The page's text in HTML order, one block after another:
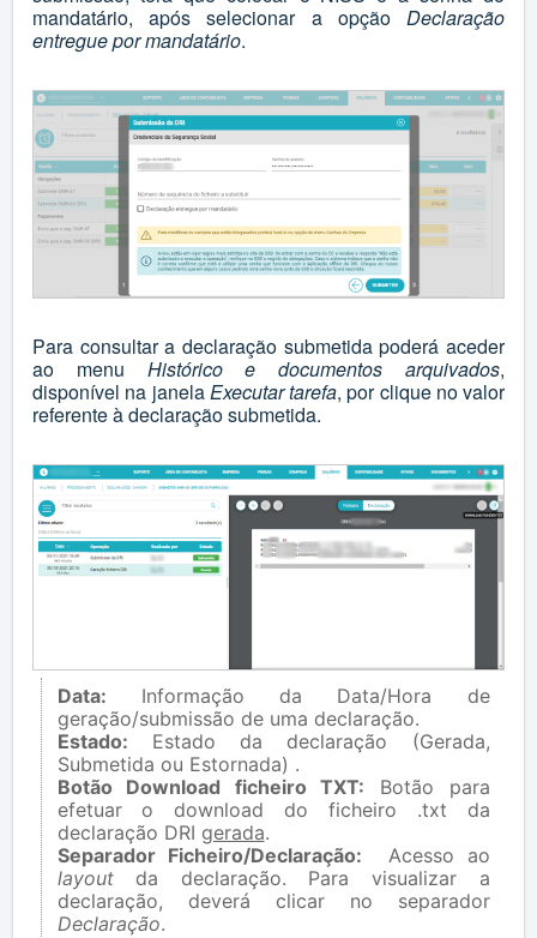
mandatário, após selecionar a opção Declaração
entregue por mandatário.
Para consultar a declaração submetida poderá aceder
ao menu Histórico e documentos arquivados,
disponível na janelaExecutar tarefa, por clique no valor
referente à declaração submetida.
Data: Informação da Data/Hora de
geração/submissão de uma declaração.
Estado: Estado da declaração (Gerada,
Submetida ou Estornada) .
Botão Download ficheiro TXT: Botão para
efetuar o download do ficheiro .txt da
declaração DRI gerada.
Separador Ficheiro/Declaração: Acesso ao
layout da declaração. Para visualizar a
declaração, deverá clicar no separador
Declaração.